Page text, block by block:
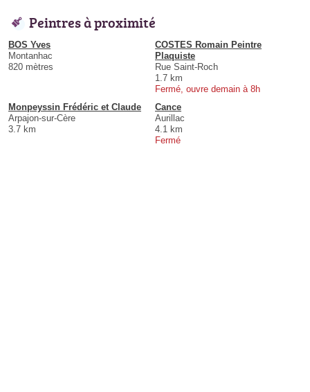
Peintres à proximité
BOS Yves
Montanhac
820 mètres
COSTES Romain Peintre
Plaquiste
Rue Saint-Roch
1.7 km
Fermé, ouvre demain à 8h
Monpeyssin Frédéric et Claude
Arpajon-sur-Cère
3.7 km
Cance
Aurillac
4.1 km
Fermé